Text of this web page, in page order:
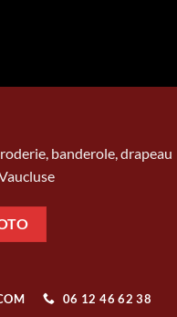
banderole, drapeau
06 12 46 62 38